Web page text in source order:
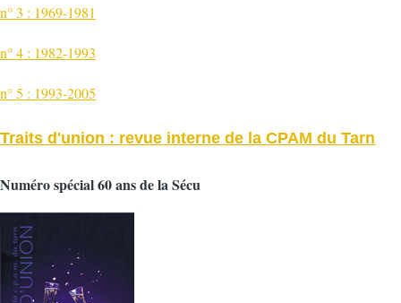
n° 3 : 1969-1981
n° 4 : 1982-1993
n° 5 : 1993-2005
Traits d'union : revue interne de la CPAM du Tarn
Numéro spécial 60 ans de la Sécu